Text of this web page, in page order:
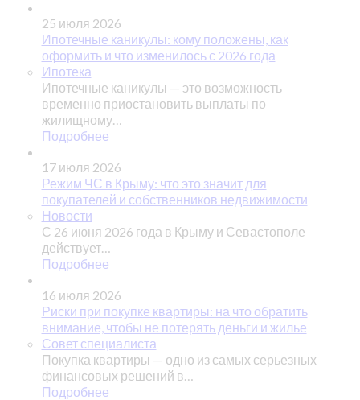
25 июля 2026
Ипотечные каникулы: кому положены, как
оформить и что изменилось с 2026 года
Ипотека
Ипотечные каникулы — это возможность
временно приостановить выплаты по
жилищному…
Подробнее
17 июля 2026
Режим ЧС в Крыму: что это значит для
покупателей и собственников недвижимости
Новости
С 26 июня 2026 года в Крыму и Севастополе
действует…
Подробнее
16 июля 2026
Риски при покупке квартиры: на что обратить
внимание, чтобы не потерять деньги и жилье
Совет специалиста
Покупка квартиры — одно из самых серьезных
финансовых решений в…
Подробнее